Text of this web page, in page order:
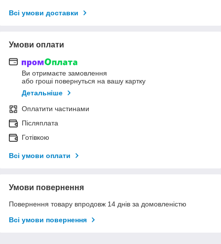
Всі умови доставки
Умови оплати
Ви отримаєте замовлення
або гроші повернуться на вашу картку
Детальніше
Оплатити частинами
Післяплата
Готівкою
Всі умови оплати
Умови повернення
Повернення товару впродовж 14 днів за домовленістю
Всі умови повернення